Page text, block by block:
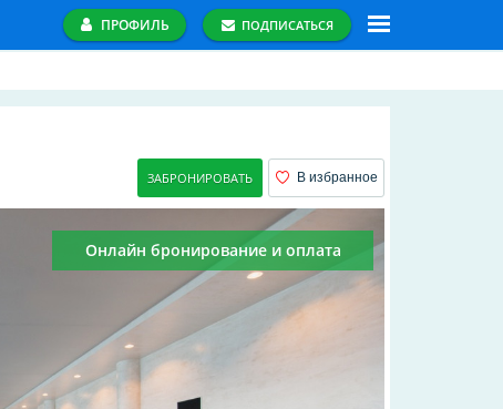
ПРОФИЛЬ ПОДПИСАТЬСЯ
ЗАБРОНИРОВАТЬ В избранное
Онлайн бронирование и оплата